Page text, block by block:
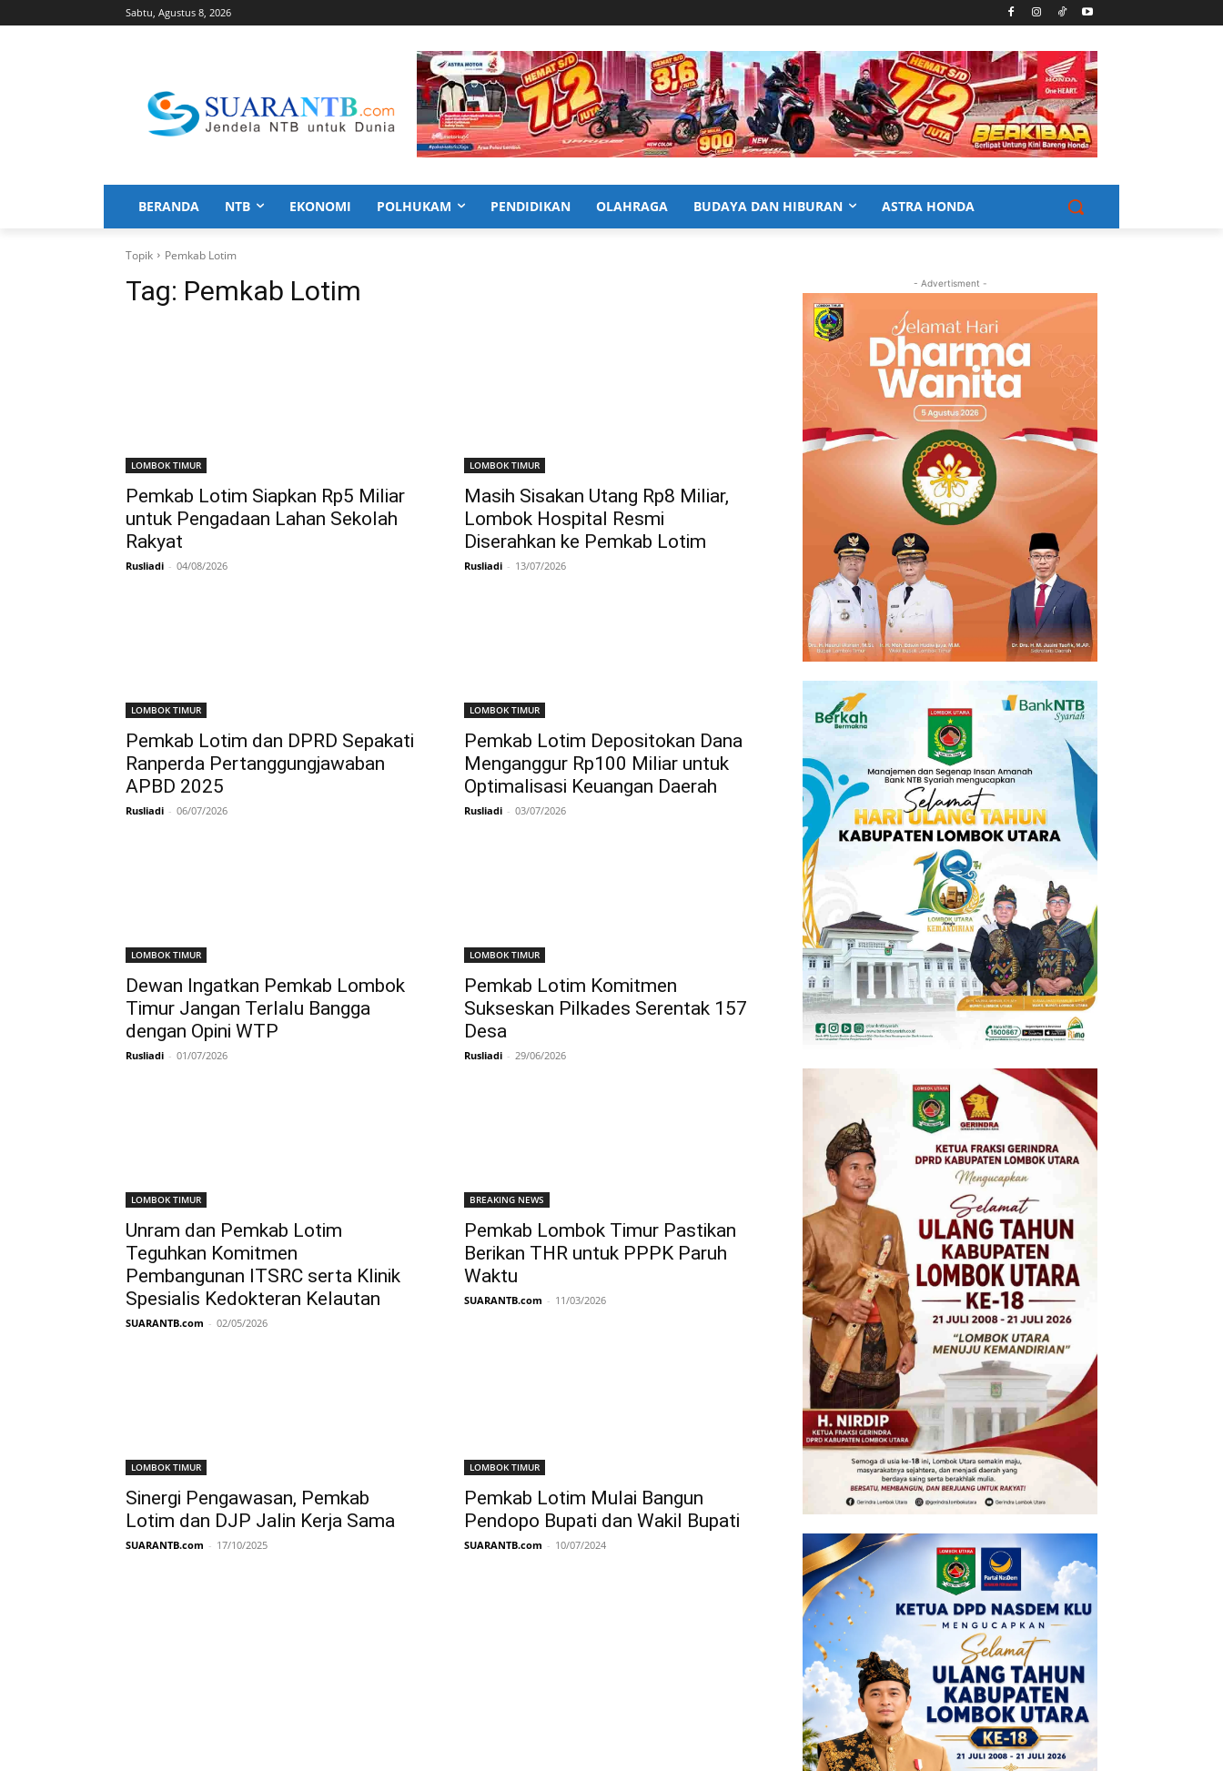
Sabtu, Agustus 8, 2026
BERANDA NTB EKONOMI POLHUKAM PENDIDIKAN OLAHRAGA BUDAYA DAN HIBURAN ASTRA HONDA
Topik Pemkab Lotim
Tag: Pemkab Lotim
LOMBOK TIMUR
Pemkab Lotim Siapkan Rp5 Miliar
untuk Pengadaan Lahan Sekolah
Rakyat
Rusliadi - 04/08/2026
LOMBOK TIMUR
Masih Sisakan Utang Rp8 Miliar,
Lombok Hospital Resmi
Diserahkan ke Pemkab Lotim
Rusliadi - 13/07/2026
LOMBOK TIMUR
Pemkab Lotim dan DPRD Sepakati
Ranperda Pertanggungjawaban
APBD 2025
Rusliadi - 06/07/2026
LOMBOK TIMUR
Pemkab Lotim Depositokan Dana
Menganggur Rp100 Miliar untuk
Optimalisasi Keuangan Daerah
Rusliadi - 03/07/2026
LOMBOK TIMUR
Dewan Ingatkan Pemkab Lombok
Timur Jangan Terlalu Bangga
dengan Opini WTP
Rusliadi - 01/07/2026
LOMBOK TIMUR
Pemkab Lotim Komitmen
Sukseskan Pilkades Serentak 157
Desa
Rusliadi - 29/06/2026
LOMBOK TIMUR
Unram dan Pemkab Lotim
Teguhkan Komitmen
Pembangunan ITSRC serta Klinik
Spesialis Kedokteran Kelautan
SUARANTB.com - 02/05/2026
BREAKING NEWS
Pemkab Lombok Timur Pastikan
Berikan THR untuk PPPK Paruh
Waktu
SUARANTB.com - 11/03/2026
LOMBOK TIMUR
Sinergi Pengawasan, Pemkab
Lotim dan DJP Jalin Kerja Sama
SUARANTB.com - 17/10/2025
LOMBOK TIMUR
Pemkab Lotim Mulai Bangun
Pendopo Bupati dan Wakil Bupati
SUARANTB.com - 10/07/2024
- Advertisment -